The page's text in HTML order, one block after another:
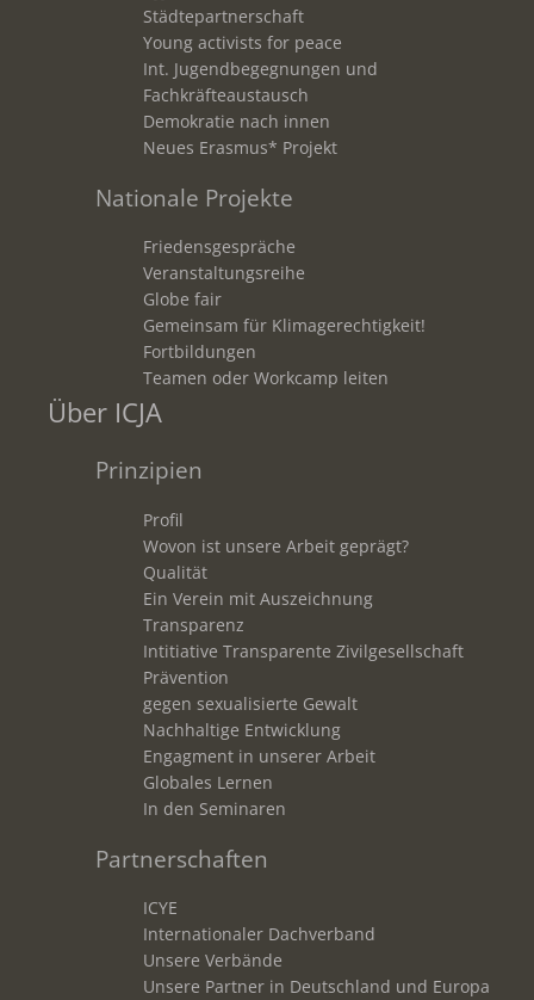
Städtepartnerschaft
Young activists for peace
Int. Jugendbegegnungen und
Fachkräfteaustausch
Demokratie nach innen
Neues Erasmus* Projekt
Nationale Projekte
Friedensgespräche
Veranstaltungsreihe
Globe fair
Gemeinsam für Klimagerechtigkeit!
Fortbildungen
Teamen oder Workcamp leiten
Über ICJA
Prinzipien
Profil
Wovon ist unsere Arbeit geprägt?
Qualität
Ein Verein mit Auszeichnung
Transparenz
Intitiative Transparente Zivilgesellschaft
Prävention
gegen sexualisierte Gewalt
Nachhaltige Entwicklung
Engagment in unserer Arbeit
Globales Lernen
In den Seminaren
Partnerschaften
ICYE
Internationaler Dachverband
Unsere Verbände
Unsere Partner in Deutschland und Europa